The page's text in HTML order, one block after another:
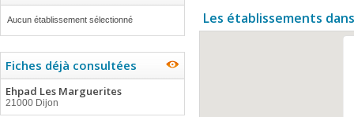
Aucun établissement sélectionné
Fiches déjà consultées
Ehpad Les Marguerites
21000 Dijon
Les établissements